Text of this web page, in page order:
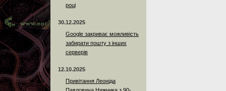
році
30.12.2025
Google закриває можливість
забирати пошту з інших
серверів
12.10.2025
Привітання Леоніда